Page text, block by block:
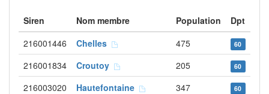
Siren Nom membre Population
Dpt
216001446
Chelles 475 60
216001834 Croutoy 205 60
216003020 Hautefontaine 347 60